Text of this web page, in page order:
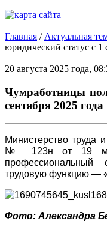
Главная / Актуальная
юридический статус с 1
20 августа 2025 года,
Чумработницы
сентября 2025 года
Министерство труда
№ 123н от 19
профессиональный
трудовую функцию —
Фото: Александра